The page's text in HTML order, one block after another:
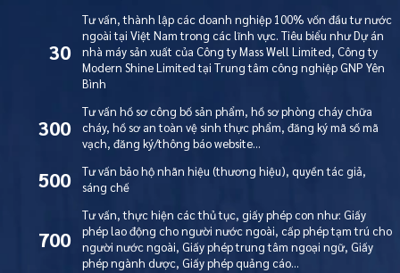
30
Tư vấn, thành lập các doanh nghiệp 100% vốn đầu tư nước
ngoài tại Việt Nam trong các lĩnh vực. Tiêu biểu như Dự án
nhà máy sản xuất của Công ty Mass Well Limited, Công ty
Modern Shine Limited tại Trung tâm công nghiệp GNP Yên
Bình
300
Tư vấn hồ sơ công bố sản phẩm, hồ sơ phòng cháy chữa
cháy, hồ sơ an toàn vệ sinh thực phẩm, đăng ký mã số mã
vạch, đăng ký/thông báo website…
500
Tư vấn bảo hộ nhãn hiệu (thương hiệu), quyền tác giả,
sáng chế
700
Tư vấn, thực hiện các thủ tục, giấy phép con như: Giấy
phép lao động cho người nước ngoài, cấp phép tạm trú cho
người nước ngoài, Giấy phép trung tâm ngoại ngữ, Giấy
phép ngành dược, Giấy phép quảng cáo…